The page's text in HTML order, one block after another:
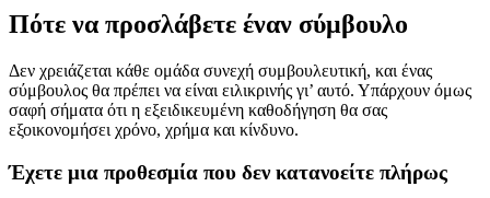
Πότε να προσλάβετε έναν σύμβουλο
Δεν χρειάζεται κάθε ομάδα συνεχή συμβουλευτική, και ένας
σύμβουλος θα πρέπει να είναι ειλικρινής γι’ αυτό. Υπάρχουν όμως
σαφή σήματα ότι η εξειδικευμένη καθοδήγηση θα σας
εξοικονομήσει χρόνο, χρήμα και κίνδυνο.
Έχετε μια προθεσμία που δεν κατανοείτε πλήρως